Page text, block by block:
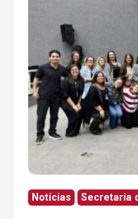
Notícias Secretaria